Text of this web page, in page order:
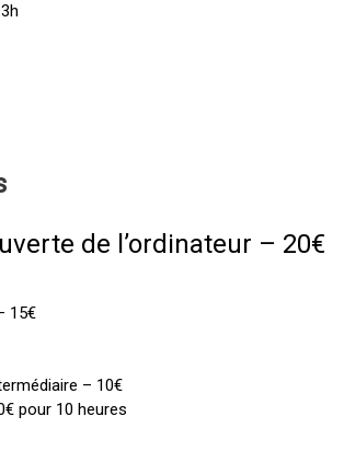
de l’ordinateur – 20€
15€
– 10€
pour 10 heures